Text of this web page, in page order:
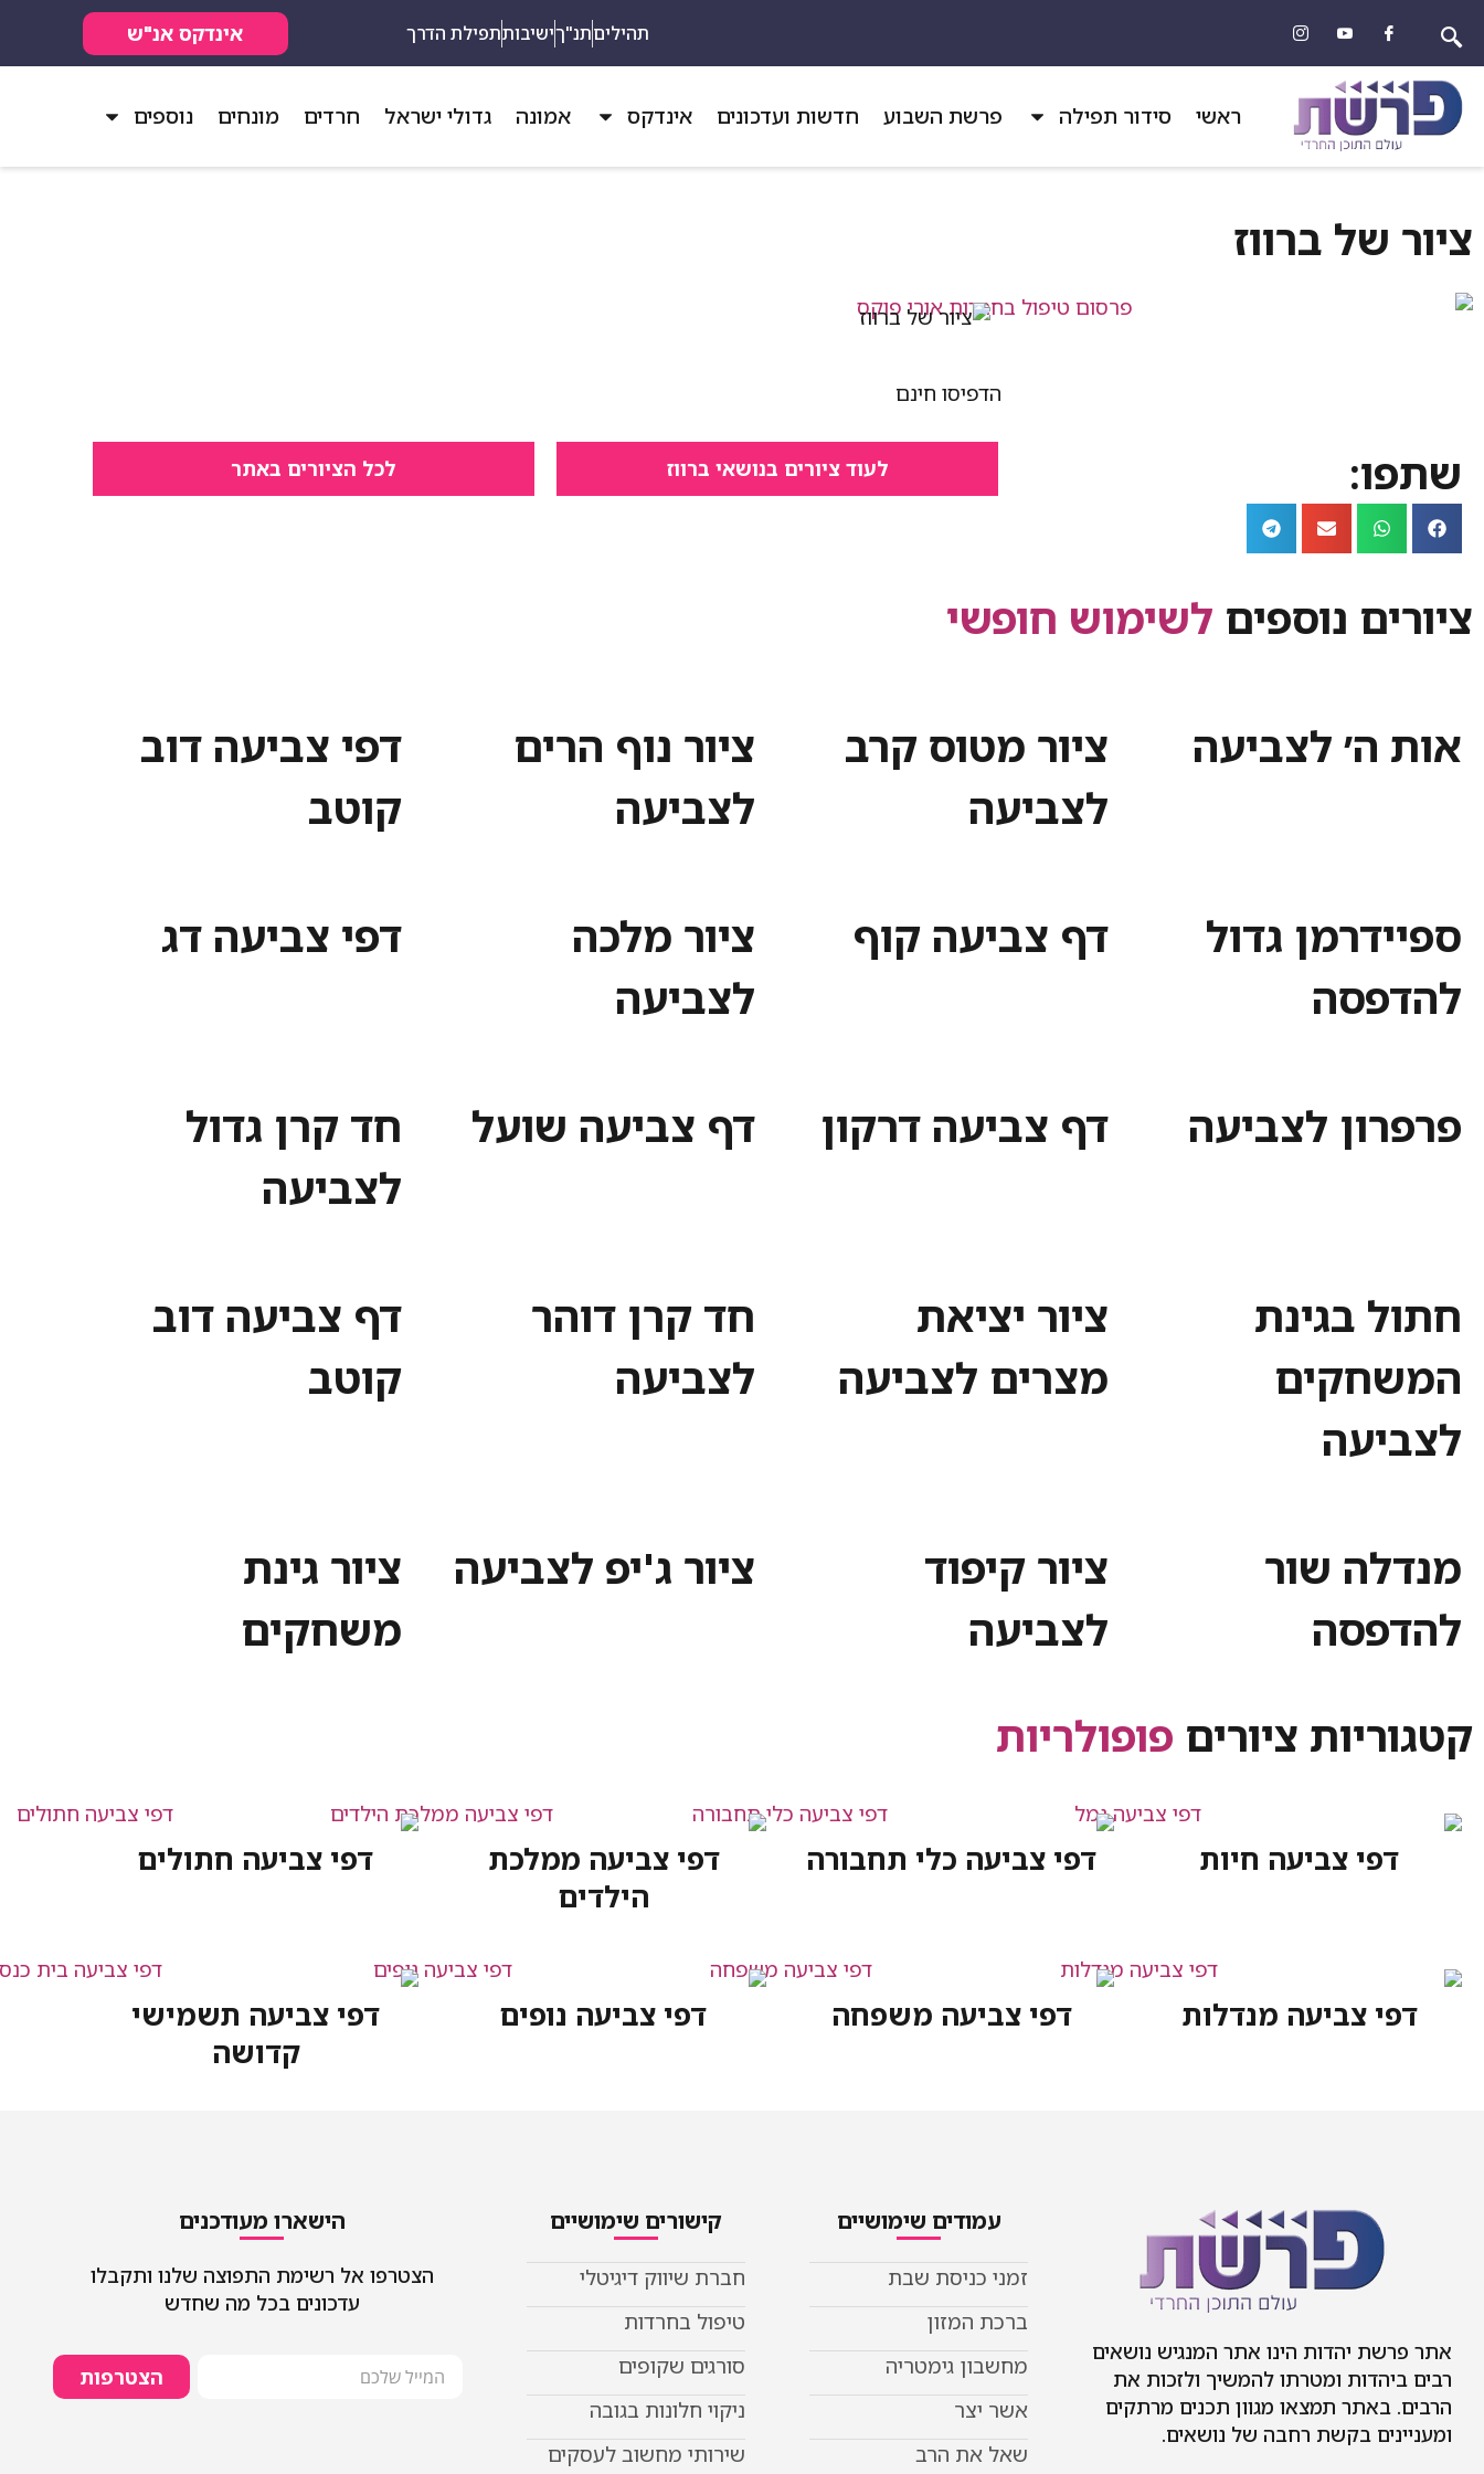
תהיליםתנ"ךישיבותתפילת הדרך אינדקס אנ"ש
ראשי סידור תפילה פרשת השבוע חדשות ועדכונים אינדקס אמונה גדולי ישראל חרדים מונחים נוספים
ציור של ברווז
הדפיסו חינם
שתפו: לעוד ציורים בנושאי ברווז לכל הציורים באתר
ציורים נוספים לשימוש חופשי
אות ה׳ לצביעה
ציור מטוס קרב
לצביעה
ציור נוף הרים
לצביעה
דפי צביעה דוב
קוטב
ספיידרמן גדול
להדפסה
דף צביעה קוף
ציור מלכה
לצביעה
דפי צביעה דג
פרפרון לצביעה דף צביעה דרקון דף צביעה שועל
חד קרן גדול
לצביעה
חתול בגינת
המשחקים
לצביעה
ציור יציאת
מצרים לצביעה
חד קרן דוהר
לצביעה
דף צביעה דוב
קוטב
מנדלה שור
להדפסה
ציור קיפוד
לצביעה
ציור ג'יפ לצביעה
ציור גינת
משחקים
קטגוריות ציורים פופולריות
דפי צביעה חיות דפי צביעה כלי תחבורה
דפי צביעה ממלכת
הילדים
דפי צביעה חתולים
דפי צביעה מנדלות דפי צביעה משפחה דפי צביעה נופים
דפי צביעה תשמישי
קדושה
אתר פרשת יהדות הינו אתר המנגיש נושאים
רבים ביהדות ומטרתו להמשיך ולזכות את
הרבים. באתר תמצאו מגוון תכנים מרתקים
ומעניינים בקשת רחבה של נושאים.
עמודים שימושיים
זמני כניסת שבת
ברכת המזון
מחשבון גימטריה
אשר יצר
שאל את הרב
קישורים שימושיים
חברת שיווק דיגיטלי
טיפול בחרדות
סורגים שקופים
ניקוי חלונות בגובה
שירותי מחשוב לעסקים
הישארו מעודכנים
הצטרפו אל רשימת התפוצה שלנו ותקבלו
עדכונים בכל מה שחדש
הצטרפות